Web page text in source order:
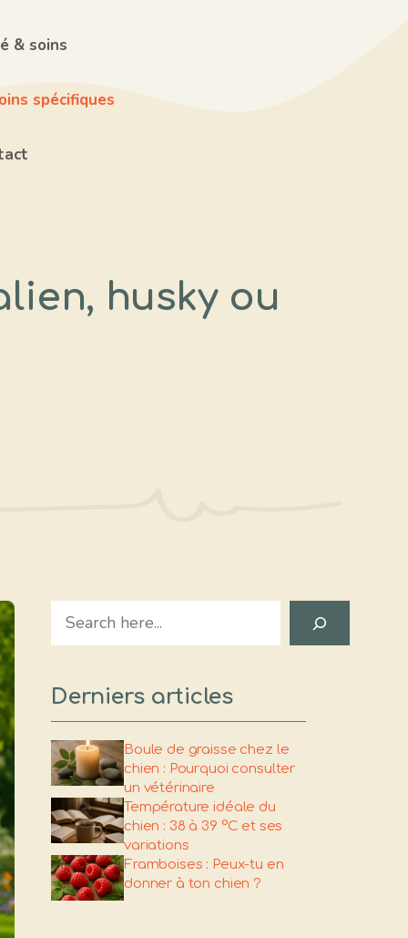
& soins
spécifiques
husky ou
Search
Derniers articles
Boule de graisse chez le
chien : Pourquoi consulter
un vétérinaire
Température idéale du
chien : 38 à 39 °C et ses
variations
Framboises : Peux-tu en
donner à ton chien ?